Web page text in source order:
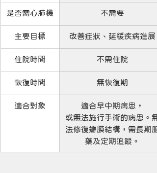
是否需心肺機 不需要
主要目標 改善症狀、延緩疾病進展
住院時間 不需住院
恢復時間 無恢復期
適合對象
適合早中期病患，
或無法施行手術的病患。無
法修復瓣膜結構，需長期服
藥及定期追蹤。